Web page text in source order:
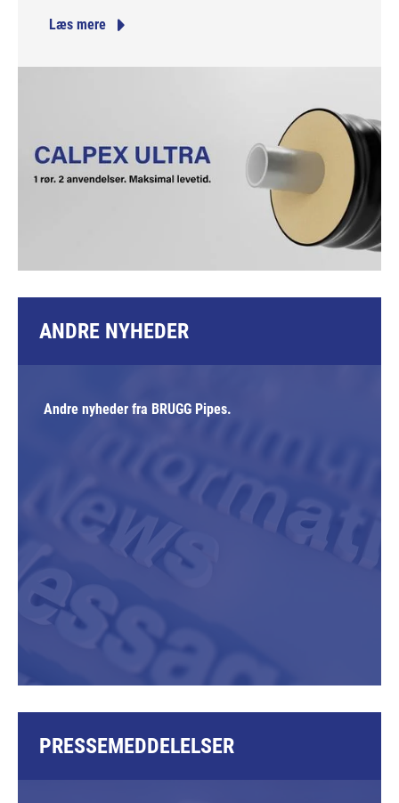
Læs mere
ANDRE NYHEDER
Andre nyheder fra BRUGG Pipes.
PRESSEMEDDELELSER